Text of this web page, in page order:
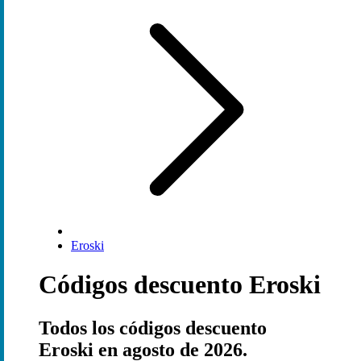
Eroski
Códigos descuento Eroski
Todos los códigos descuento
Eroski en agosto de 2026.